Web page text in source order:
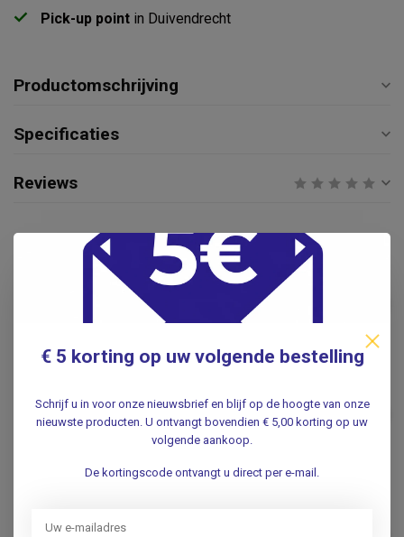
Pick-up point in Duivendrecht
Productomschrijving
Specificaties
Reviews
Gerelateerde producten
Lampje VosMed Standaard
otoscoop
.
Reservelampje - 2,5vlt. voor
BETA 200 en 200S
Ophtalmoscoop
€96,75
Heine Heine lampje XHL.69
€ 5 korting op uw volgende bestelling
Schrijf u in voor onze nieuwsbrief en blijf op de hoogte van onze
nieuwste producten. U ontvangt bovendien € 5,00 korting op uw
volgende aankoop.
De kortingscode ontvangt u direct per e-mail.